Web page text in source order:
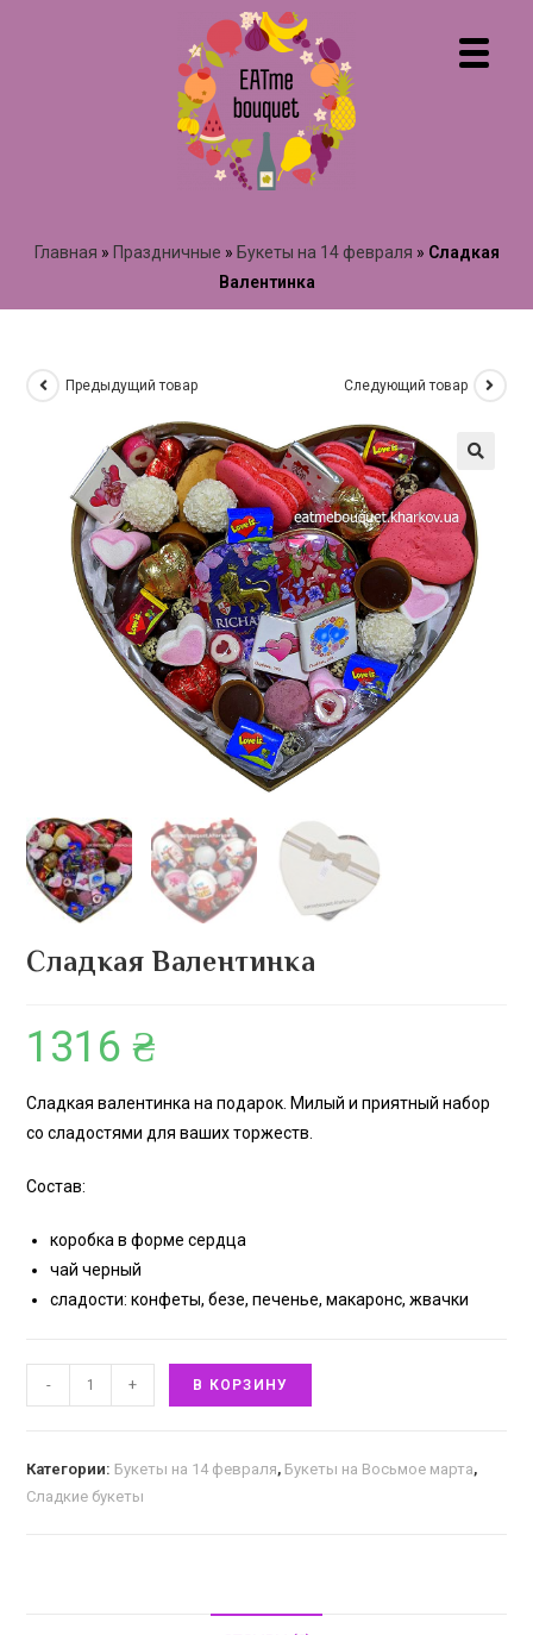
Главная » Праздничные » Букеты на 14 февраля » Сладкая
Валентинка
Предыдущий товар Следующий товар
Сладкая Валентинка
1316₴
Сладкая валентинка на подарок. Милый и приятный набор
со сладостями для ваших торжеств.
Состав:
коробка в форме сердца
чай черный
сладости: конфеты, безе, печенье, макаронс, жвачки
- + В КОРЗИНУ
Категории:Букеты на 14 февраля,Букеты на Восьмое марта,
Сладкие букеты